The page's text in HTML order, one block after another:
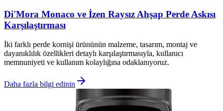
Di'Mora Monaco ve İzen Raysız Ahşap Perde Askısı
Karşılaştırması
İki farklı perde kornişi ürününün malzeme, tasarım, montaj ve
dayanıklılık özellikleri detaylı karşılaştırmasıyla, kullanıcı
memnuniyeti ve kullanım kolaylığına odaklanıyoruz.
Daha fazla bilgi edinin